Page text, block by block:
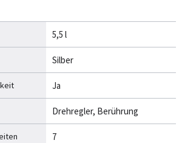
5,5 l
Silber
Ja
Drehregler, Berührung
7